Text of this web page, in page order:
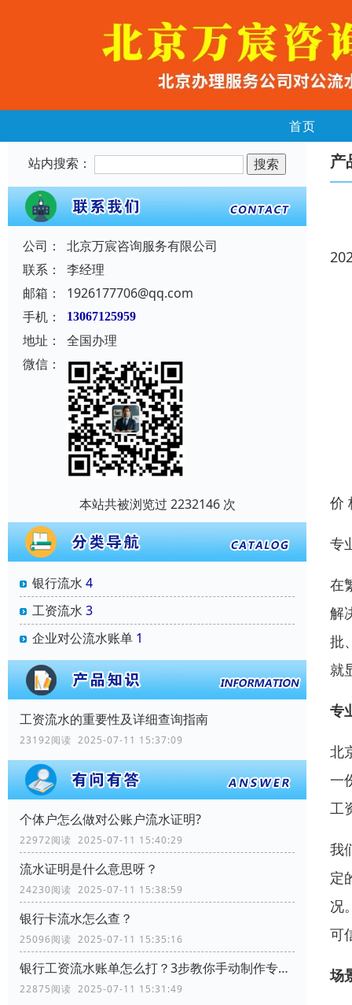
首页
站内搜索：
公司：
北京万宸咨询服务有限公司
联系：
李经理
邮箱：
1926177706@qq.com
手机：
13067125959
地址：
全国办理
微信：
本站共被浏览过 2232146 次
银行流水 4
工资流水 3
企业对公流水账单 1
工资流水的重要性及详细查询指南
23192阅读 2025-07-11 15:37:09
个体户怎么做对公账户流水证明?
22972阅读 2025-07-11 15:40:29
流水证明是什么意思呀？
24230阅读 2025-07-11 15:38:59
银行卡流水怎么查？
25096阅读 2025-07-11 15:35:16
银行工资流水账单怎么打？3步教你手动制作专业记录
22875阅读 2025-07-11 15:31:49
产
价
专
在
解
批
就
专
北
一
工
我
定
况
可
场